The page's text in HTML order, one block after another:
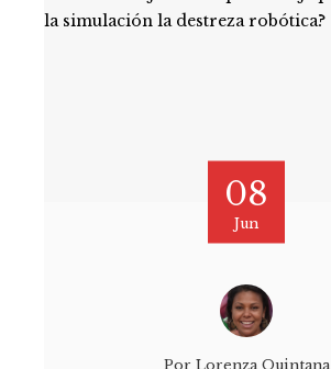
08
Jun
Por Lorenza Quintana